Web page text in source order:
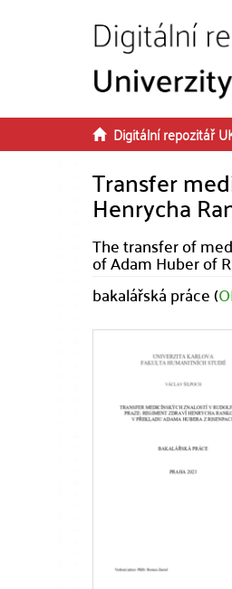
Digitální repozitář
Transfer
Henrycha
The transfer of
of Adam Huber of
bakalářská práce (